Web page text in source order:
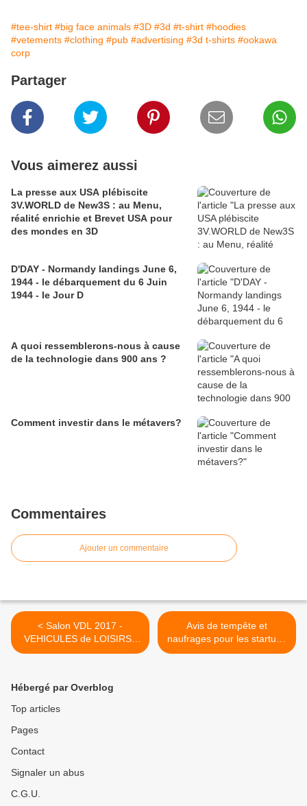
#tee-shirt #big face animals #3D #3d #t-shirt #hoodies
#vetements #clothing #pub #advertising #3d t-shirts #ookawa
corp
Partager
Vous aimerez aussi
La presse aux USA plébiscite
3V.WORLD de New3S : au Menu,
réalité enrichie et Brevet USA pour
des mondes en 3D
D'DAY - Normandy landings June 6,
1944 - le débarquement du 6 Juin
1944 - le Jour D
A quoi ressemblerons-nous à cause
de la technologie dans 900 ans ?
Comment investir dans le métavers?
Commentaires
Ajouter un commentaire
< Salon VDL 2017 -
VEHICULES de LOISIRS :
venez voir AMI RESEAU sur
Avis de tempête et
naufrages pour les startups
cet été 2017 >
Hébergé par Overblog
Top articles
Pages
Contact
Signaler un abus
C.G.U.